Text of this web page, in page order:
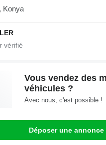
Konya
Vous vendez des
véhicules ?
Avec nous, c'est possible !
Déposer une annonce